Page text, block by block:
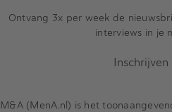
Ontvang 3x per week de
interviews in je
Inschrijven
M&A (MenA.nl) is het